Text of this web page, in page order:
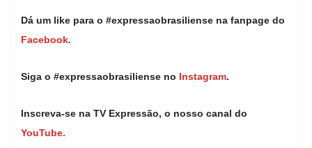
Dá um like para o #expressaobrasiliense na fanpage do
Facebook.
Siga o #expressaobrasiliense no Instagram.
Inscreva-se na TV Expressão, o nosso canal do
YouTube.